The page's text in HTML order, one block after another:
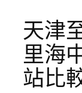
天津
里海
站比